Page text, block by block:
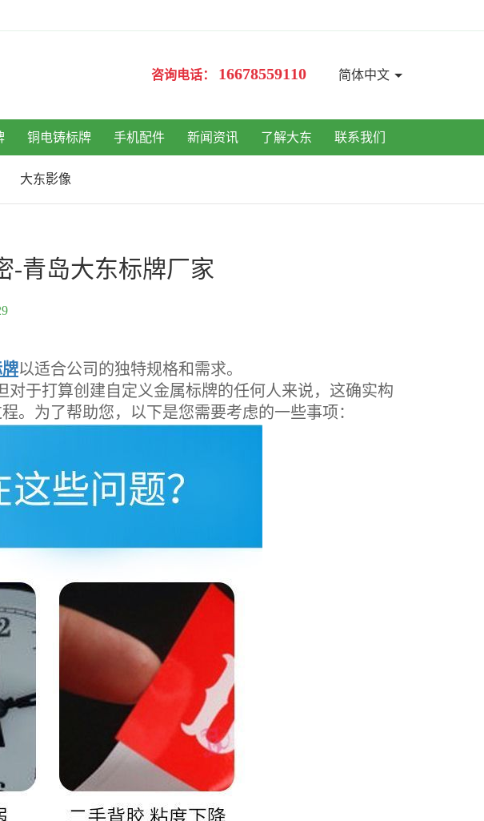
简体中文
咨询电话： 16678559110
铜电铸标牌 手机配件 新闻资讯 了解大东 联系我们
大东影像
-青岛大东标牌厂家
以适合公司的独特规格和需求。
于打算创建自定义金属标牌的任何人来说，这确实构
。为了帮助您，以下是您需要考虑的一些事项：